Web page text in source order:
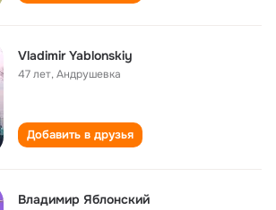
Vladimir Yablonskiy
47 лет,Андрушевка
Добавить в друзья
Владимир Яблонский